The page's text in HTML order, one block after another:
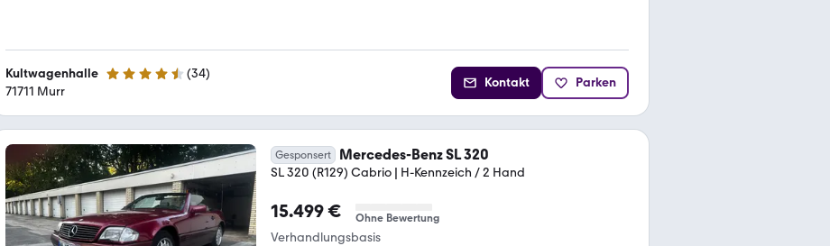
Kultwagenhalle 4.6 Sterne (34)
71711 Murr
Kontakt Parken
Gesponsert Mercedes-Benz SL 320
SL 320 (R129) Cabrio | H-Kennzeich / 2 Hand
15.499 € Ohne Bewertung
Verhandlungsbasis